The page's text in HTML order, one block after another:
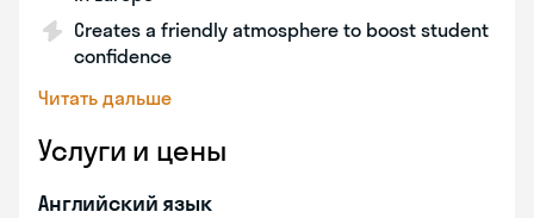
Creates a friendly atmosphere to boost student
confidence
Читать дальше
Услуги и цены
Английский язык